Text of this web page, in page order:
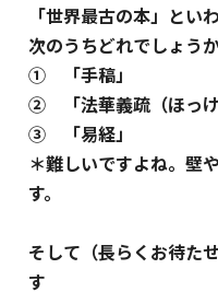
「世界最古の本」とい
次のうちどれでしょう
① 「手稿」
② 「法華義疏（ほっけ
③ 「易経」
＊難しいですよね。壁
す。
そして（長らくお待た
す